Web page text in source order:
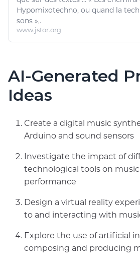
Hypomixotechno, ou quand la
sons »,.
www.jstor.org
AI-Generated
Ideas
Create a digital music
Arduino and sound sensors
Investigate the impact of
technological tools on
performance
Design a virtual reality
to and interacting with
Explore the use of artificial
composing and producing